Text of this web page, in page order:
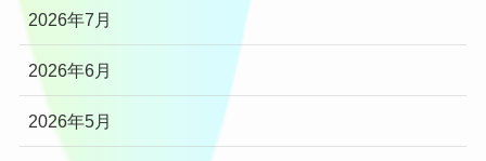
2026年7月
2026年6月
2026年5月